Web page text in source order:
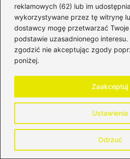
reklamowych (62) lub im
wykorzystywane przez tę witrynę
dostawcy mogę przetwarzać
podstawie uzasadnionego
zgodzić nie akceptując zgody
poniżej.
Ustawienia
Odrzuć
Zaakceptuj
←
Chwilówka na wyciągnięcie
niesie ryzyka oraz korzyści?
→
Jak skutecznie zwiększyć
domków letniskowych?
Dodaj komentarz
Twój adres email nie
Wymagane pola są
Komentarz*